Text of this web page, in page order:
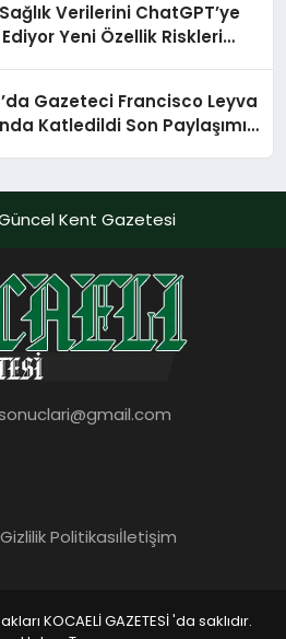
Verilerini ChatGPT’ye
Yeni Özellik Riskleri
Gazeteci Francisco Leyva
Katledildi Son Paylaşımı
Kent Gazetesi
Gizlilik Politikasıİletişim
KOCAELİ GAZETESİ 'da saklıdır.